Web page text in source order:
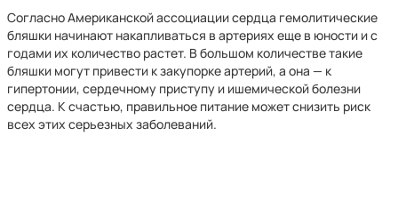
Согласно Американской ассоциации сердца гемолитические
бляшки начинают накапливаться в артериях еще в юности и с
годами их количество растет. В большом количестве такие
бляшки могут привести к закупорке артерий, а она — к
гипертонии, сердечному приступу и ишемической болезни
сердца. К счастью, правильное питание может снизить риск
всех этих серьезных заболеваний.